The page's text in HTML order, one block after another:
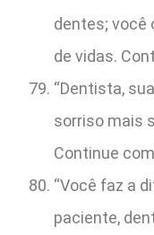
dentes; você
de vidas.
“Dentista,
sorriso mais
Continue
“Você faz a
paciente,